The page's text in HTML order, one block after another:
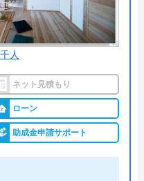
談する
～17:30
基本情報
備工業
千人
ネット見積もり
ローン
助成金申請サポート